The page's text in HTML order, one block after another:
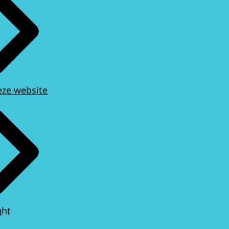
website